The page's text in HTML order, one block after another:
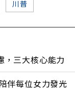
川普
，三大核心能力
伴每位女力發光